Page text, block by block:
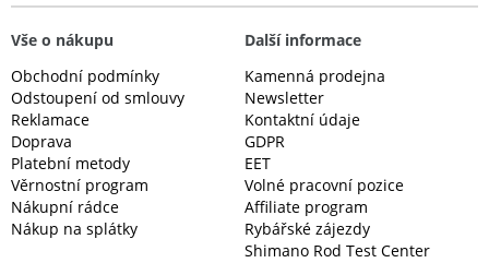
Vše o nákupu
Obchodní podmínky
Odstoupení od smlouvy
Reklamace
Doprava
Platební metody
Věrnostní program
Nákupní rádce
Nákup na splátky
Další informace
Kamenná prodejna
Newsletter
Kontaktní údaje
GDPR
EET
Volné pracovní pozice
Affiliate program
Rybářské zájezdy
Shimano Rod Test Center